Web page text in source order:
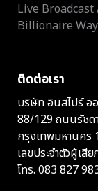
Live Broadcast
Billionaire Way
ติดต่อเรา
บริษัท อินสไปร์ อ
88/129 ถนนรัชด
กรุงเทพมหานคร
เลขประจำตัวผู้เสี
โทร. 083 827